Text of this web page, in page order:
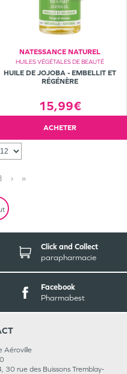
NATESSANCE NATUREL
HUILES VÉGÉTALES DE BEAUTÉ
HUILE DE JOJOBA - EMBELLIT ET
RÉGÉNÈRE
15,99€
ACHETER
› »
Click and Collect
parapharmacie
Facebook
Pharmabest
Aéroville
30 rue des Buissons Tremblay-